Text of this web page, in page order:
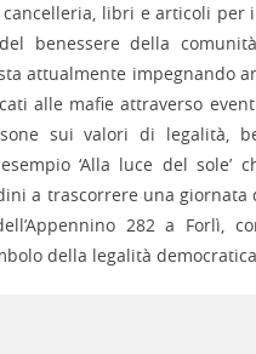
cancelleria, libri e articoli per
benessere della
attualmente impegnando
alle mafie attraverso
sui valori di legalità,
‘Alla luce del sole’
a trascorrere una giornata
282 a Forlì,
della legalità